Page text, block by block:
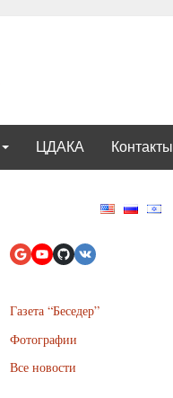
ЦДАКА Контакты
Газета “Беседер”
Фотографии
Все новости